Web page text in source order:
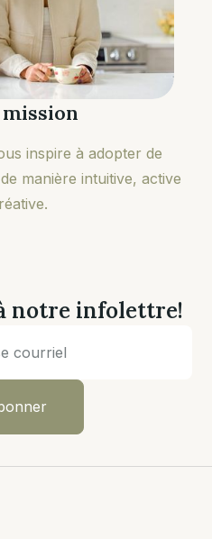
inspire à adopter de
manière intuitive, active
notre infolettre!